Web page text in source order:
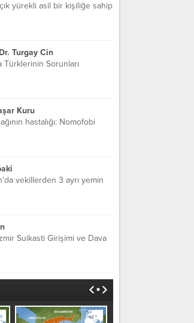
yürekli asil bir kişiliğe sahip
Turgay Cin
Türklerinin Sorunları
Kuru
hastalığı: Nomofobi
vekillerden 3 ayrı yemin
Suikasti Girişimi ve Dava